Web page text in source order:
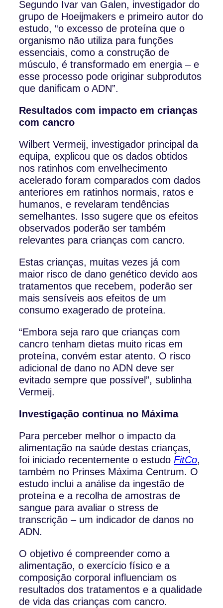
Segundo Ivar van Galen, investigador do
grupo de Hoeijmakers e primeiro autor do
estudo, “o excesso de proteína que o
organismo não utiliza para funções
essenciais, como a construção de
músculo, é transformado em energia – e
esse processo pode originar subprodutos
que danificam o ADN”.
Resultados com impacto em crianças
com cancro
Wilbert Vermeij, investigador principal da
equipa, explicou que os dados obtidos
nos ratinhos com envelhecimento
acelerado foram comparados com dados
anteriores em ratinhos normais, ratos e
humanos, e revelaram tendências
semelhantes. Isso sugere que os efeitos
observados poderão ser também
relevantes para crianças com cancro.
Estas crianças, muitas vezes já com
maior risco de dano genético devido aos
tratamentos que recebem, poderão ser
mais sensíveis aos efeitos de um
consumo exagerado de proteína.
“Embora seja raro que crianças com
cancro tenham dietas muito ricas em
proteína, convém estar atento. O risco
adicional de dano no ADN deve ser
evitado sempre que possível”, sublinha
Vermeij.
Investigação continua no Máxima
Para perceber melhor o impacto da
alimentação na saúde destas crianças,
foi iniciado recentemente o estudoFitCo,
também no Prinses Máxima Centrum. O
estudo inclui a análise da ingestão de
proteína e a recolha de amostras de
sangue para avaliar o stress de
transcrição – um indicador de danos no
ADN.
O objetivo é compreender como a
alimentação, o exercício físico e a
composição corporal influenciam os
resultados dos tratamentos e a qualidade
de vida das crianças com cancro.